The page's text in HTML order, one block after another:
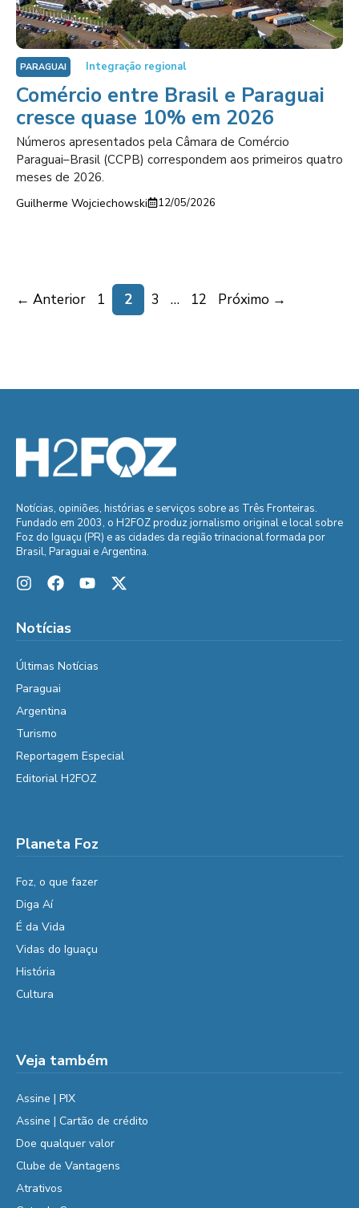
PARAGUAI Integração regional
Comércio entre Brasil e Paraguai
cresce quase 10% em 2026
Números apresentados pela Câmara de Comércio
Paraguai–Brasil (CCPB) correspondem aos primeiros quatro
meses de 2026.
Guilherme Wojciechowski 12/05/2026
← Anterior Page
1 Page
2 Page
3 … Page
12 Próximo →
Notícias, opiniões, histórias e serviços sobre as Três Fronteiras.
Fundado em 2003, o H2FOZ produz jornalismo original e local sobre
Foz do Iguaçu (PR) e as cidades da região trinacional formada por
Brasil, Paraguai e Argentina.
Notícias
Últimas Notícias
Paraguai
Argentina
Turismo
Reportagem Especial
Editorial H2FOZ
Planeta Foz
Foz, o que fazer
Diga Aí
É da Vida
Vidas do Iguaçu
História
Cultura
Veja também
Assine | PIX
Assine | Cartão de crédito
Doe qualquer valor
Clube de Vantagens
Atrativos